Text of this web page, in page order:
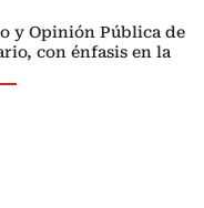
y Opinión Pública de
con énfasis en la